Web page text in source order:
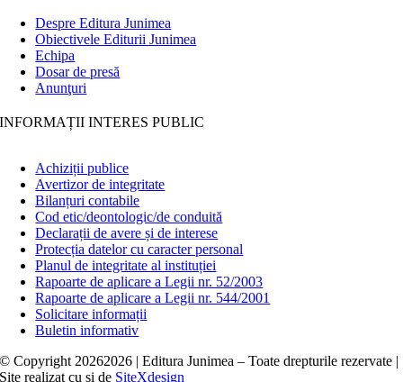
Despre Editura Junimea
Obiectivele Editurii Junimea
Echipa
Dosar de presă
Anunţuri
INFORMAȚII INTERES PUBLIC
Achiziții publice
Avertizor de integritate
Bilanțuri contabile
Cod etic/deontologic/de conduită
Declarații de avere și de interese
Protecția datelor cu caracter personal
Planul de integritate al instituției
Rapoarte de aplicare a Legii nr. 52/2003
Rapoarte de aplicare a Legii nr. 544/2001
Solicitare informații
Buletin informativ
© Copyright 20262026 | Editura Junimea – Toate drepturile rezervate |
Site realizat cușide SiteXdesign